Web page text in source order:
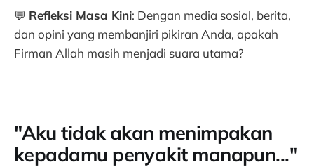
💬 Refleksi Masa Kini: Dengan media sosial, berita,
dan opini yang membanjiri pikiran Anda, apakah
Firman Allah masih menjadi suara utama?
"Aku tidak akan menimpakan
kepadamu penyakit manapun..."